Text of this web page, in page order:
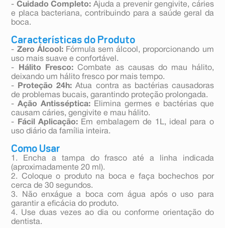
- Cuidado Completo: Ajuda a prevenir gengivite, cáries
e placa bacteriana, contribuindo para a saúde geral da
boca.
Características do Produto
- Zero Álcool:Fórmula sem álcool, proporcionando um
uso mais suave e confortável.
-
Hálito Fresco:Combate as causas do mau hálito,
deixando um hálito fresco por mais tempo.
-
Proteção 24h: Atua contra as bactérias causadoras
de problemas bucais, garantindo proteção prolongada.
-Ação Antisséptica: Elimina germes e bactérias que
causam cáries, gengivite e mau hálito.
-
Fácil Aplicação: Em embalagem de 1L, ideal para o
uso diário da família inteira.
Como Usar
1. Encha a tampa do frasco até a linha indicada
(aproximadamente 20 ml).
2. Coloque o produto na boca e faça bochechos por
cerca de 30 segundos.
3. Não enxágue a boca com água após o uso para
garantir a eficácia do produto.
4. Use duas vezes ao dia ou conforme orientação do
dentista.